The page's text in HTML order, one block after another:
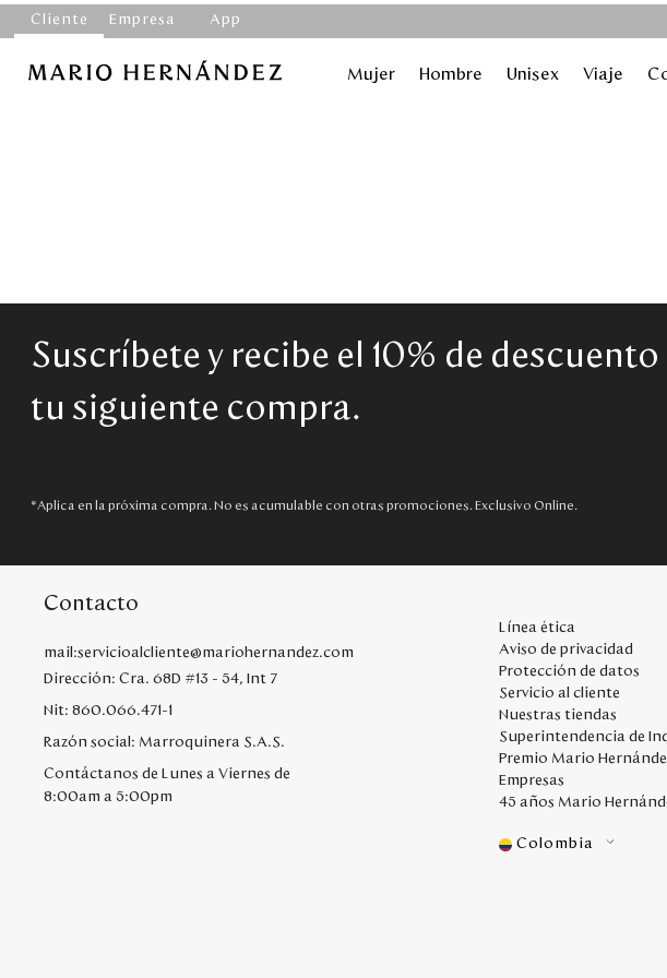
Cliente Empresa App
Mujer Hombre Unisex Viaje
Suscríbete y recibe el 10% de descuento
tu siguiente compra.
*Aplica en la próxima compra. No es acumulable con otras promociones. Exclusivo Online.
Contacto
mail:servicioalcliente@mariohernandez.com
Dirección: Cra. 68D #13 - 54, Int 7
Nit: 860.066.471-1
Razón social: Marroquinera S.A.S.
Contáctanos de Lunes a Viernes de
8:00am a 5:00pm
Línea ética
Aviso de privacidad
Protección de datos
Servicio al cliente
Nuestras tiendas
Superintendencia de
Premio Mario
Empresas
45 años Mario
Colombia